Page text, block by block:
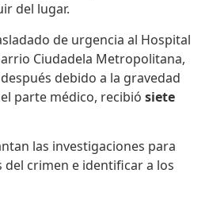
del lugar.
de urgencia al Hospital
Ciudadela Metropolitana,
debido a la gravedad
parte médico, recibió siete
las investigaciones para
del crimen e identificar a los